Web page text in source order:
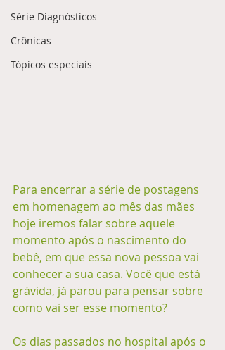
Série Diagnósticos
Crônicas
Tópicos especiais
Para encerrar a série de postagens
em homenagem ao mês das mães
hoje iremos falar sobre aquele
momento após o nascimento do
bebê, em que essa nova pessoa vai
conhecer a sua casa. Você que está
grávida, já parou para pensar sobre
como vai ser esse momento?
Os dias passados no hospital após o